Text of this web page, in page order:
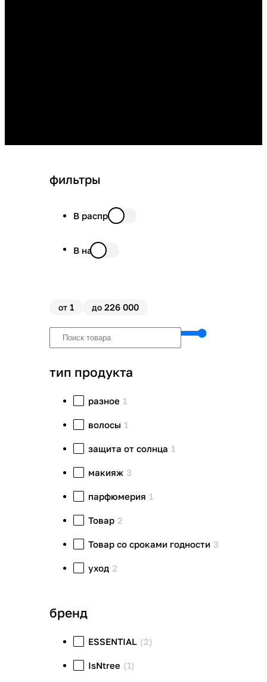
фильтры
В распродаже
В наличии
от 1 до 226 000
тип продукта
разное 1
волосы 1
защита от солнца 1
макияж 3
парфюмерия 1
Товар 2
Товар со сроками годности 3
уход 2
бренд
ESSENTIAL (2)
IsNtree (1)